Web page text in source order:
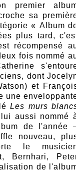
premier
sa
« Album
plus tard,
récompensé
fois nommé
dont
et
une
Les murs
aussi nommé
de l'année
nouveau,
le
Bernhari,
de